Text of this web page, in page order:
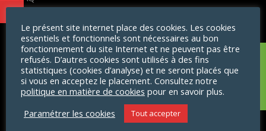
Aucun produit ne
correspond à votre
sélection.
Politique d’avis
Vie privée
Mentions légales
CGU
Conditions générales de vente
Le présent site internet place des cookies. Les cookies
essentiels et fonctionnels sont nécessaires au bon
fonctionnement du site Internet et ne peuvent pas être
refusés. D’autres cookies sont utilisés à des fins
statistiques (cookies d’analyse) et ne seront placés que
si vous en acceptez le placement. Consultez notre
politique en matière de cookies pour en savoir plus.
Paramétrer les cookies
Tout accepter